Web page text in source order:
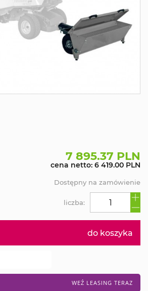
7 895.37 PLN
cena netto: 6 419.00 PLN
do koszyka
WEŹ LEASING TERAZ
liczba:
Dostępny na zamówienie